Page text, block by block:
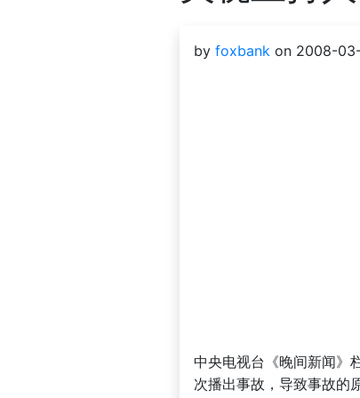
by foxbank on 2008-
中央电视台《晚间新闻》
次播出事故，导致事故的